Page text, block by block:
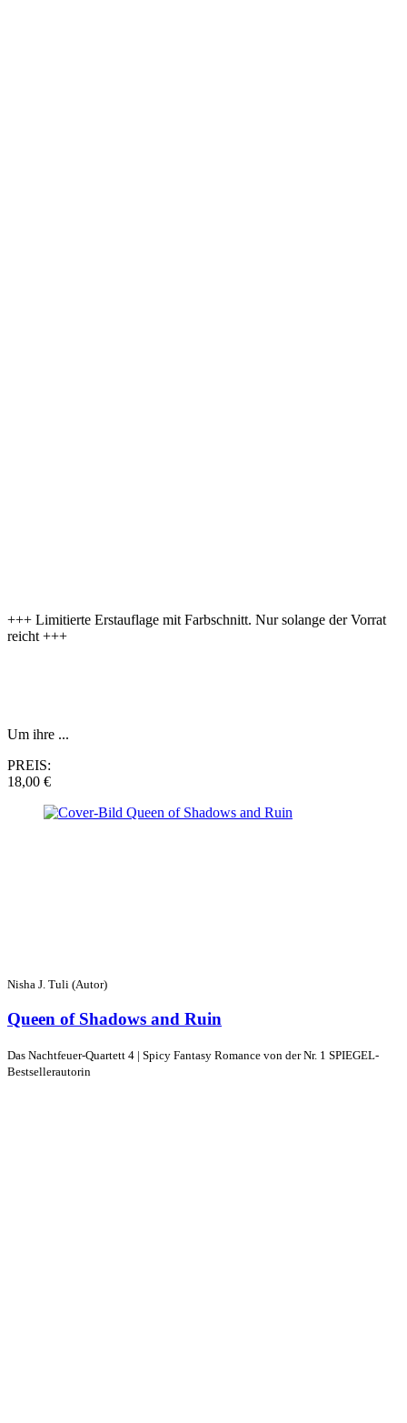
+++ Limitierte Erstauflage mit Farbschnitt. Nur solange der Vorrat
reicht +++
Um ihre ...
PREIS:
18,00 €
Nisha J. Tuli (Autor)
Queen of Shadows and Ruin
Das Nachtfeuer-Quartett 4 | Spicy Fantasy Romance von der Nr. 1 SPIEGEL-
Bestsellerautorin